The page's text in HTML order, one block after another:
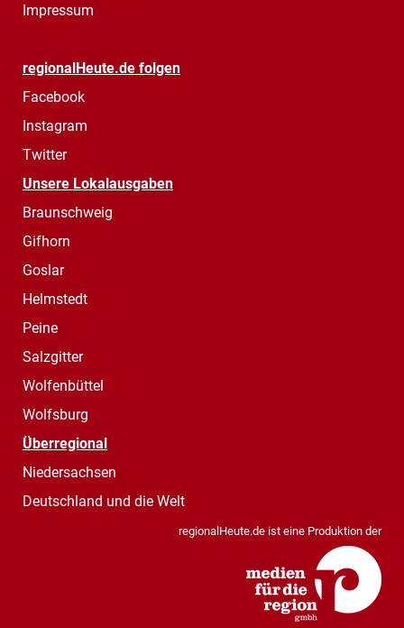
Impressum
regionalHeute.de folgen
Facebook
Instagram
Twitter
Unsere Lokalausgaben
Braunschweig
Gifhorn
Goslar
Helmstedt
Peine
Salzgitter
Wolfenbüttel
Wolfsburg
Überregional
Niedersachsen
Deutschland und die Welt
regionalHeute.de ist eine Produktion der